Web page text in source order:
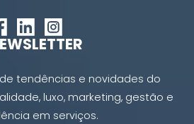
tendências e novidades do
luxo, marketing, gestão e
em serviços.